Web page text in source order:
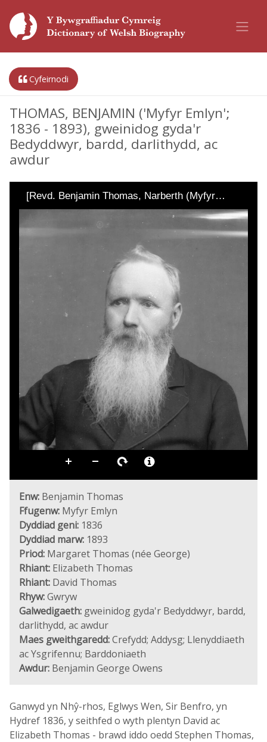
Cyfeirnodi
THOMAS, BENJAMIN ('Myfyr Emlyn';
1836 - 1893), gweinidog gyda'r
Bedyddwyr, bardd, darlithydd, ac
awdur
[Revd. Benjamin Thomas, Narberth (Myfyr…
Enw: Benjamin Thomas
Ffugenw: Myfyr Emlyn
Dyddiad geni: 1836
Dyddiad marw: 1893
Priod: Margaret Thomas (née George)
Rhiant: Elizabeth Thomas
Rhiant: David Thomas
Rhyw:Gwryw
Galwedigaeth: gweinidog gyda'r Bedyddwyr, bardd,
darlithydd, ac awdur
Maes gweithgaredd:Crefydd; Addysg; Llenyddiaeth
ac Ysgrifennu; Barddoniaeth
Awdur: Benjamin George Owens
Ganwyd yn Nhŷ-rhos, Eglwys Wen, Sir Benfro, yn
Hydref 1836, y seithfed o wyth plentyn David ac
Elizabeth Thomas - brawd iddo oedd Stephen Thomas,